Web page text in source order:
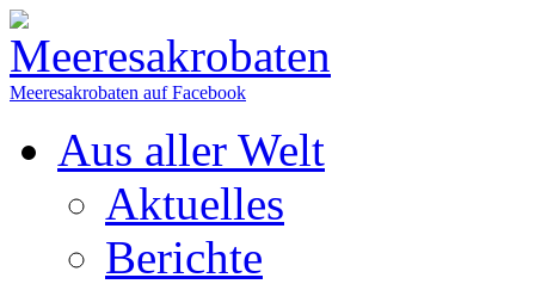
Meeresakrobaten auf Facebook
Aus aller Welt
Aktuelles
Berichte